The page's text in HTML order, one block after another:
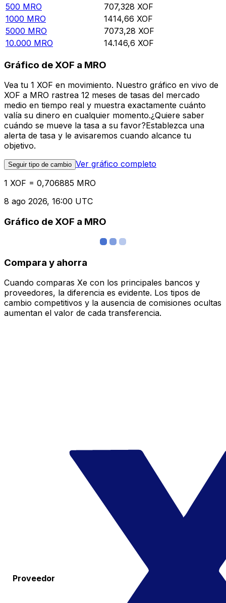
500 MRO 707,328 XOF
1000 MRO 1414,66 XOF
5000 MRO 7073,28 XOF
10.000 MRO 14.146,6 XOF
Gráfico de XOF a MRO
Vea tu 1 XOF en movimiento. Nuestro gráfico en vivo de
XOF a MRO rastrea 12 meses de tasas del mercado
medio en tiempo real y muestra exactamente cuánto
valía su dinero en cualquier momento.¿Quiere saber
cuándo se mueve la tasa a su favor?Establezca una
alerta de tasa y le avisaremos cuando alcance tu
objetivo.
Seguir tipo de cambio Ver gráfico completo
1 XOF = 0,706885 MRO
8 ago 2026, 16:00 UTC
Gráfico de XOF a MRO
Compara y ahorra
Cuando comparas Xe con los principales bancos y
proveedores, la diferencia es evidente. Los tipos de
cambio competitivos y la ausencia de comisiones ocultas
aumentan el valor de cada transferencia.
Proveedor